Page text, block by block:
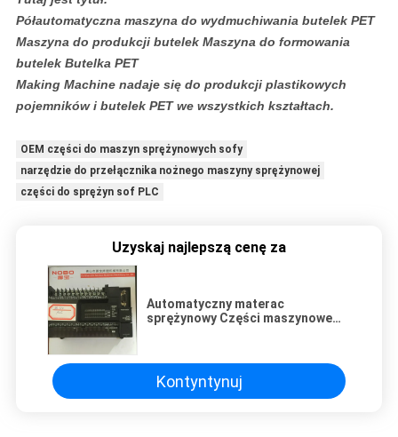
Półautomatyczna maszyna do wydmuchiwania butelek PET
Maszyna do produkcji butelek Maszyna do formowania
butelek Butelka PET
Making Machine nadaje się do produkcji plastikowych
pojemników i butelek PET we wszystkich kształtach.
OEM części do maszyn sprężynowych sofy
narzędzie do przełącznika nożnego maszyny sprężynowej
części do sprężyn sof PLC
Uzyskaj najlepszą cenę za
Automatyczny materac
sprężynowy Części maszynowe
Kontyntynuj